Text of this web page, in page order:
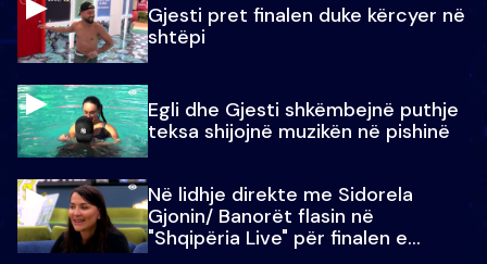
Gjesti pret finalen duke kërcyer në
shtëpi
Egli dhe Gjesti shkëmbejnë puthje
teksa shijojnë muzikën në pishinë
Në lidhje direkte me Sidorela
Gjonin/ Banorët flasin në
"Shqipëria Live" për finalen e